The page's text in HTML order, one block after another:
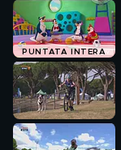
PUNTATA INTERA